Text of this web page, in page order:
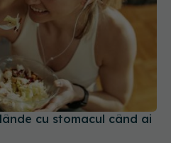
cu stomacul când ai